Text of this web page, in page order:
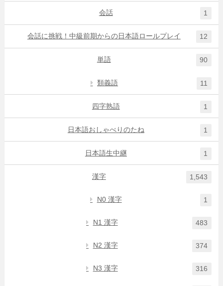
会話 1
会話に挑戦！中級前期からの日本語ロールプレイ 12
単語 90
類義語 11
四字熟語 1
日本語おしゃべりのたね 1
日本語生中継 1
漢字 1,543
N0 漢字 1
N1 漢字 483
N2 漢字 374
N3 漢字 316